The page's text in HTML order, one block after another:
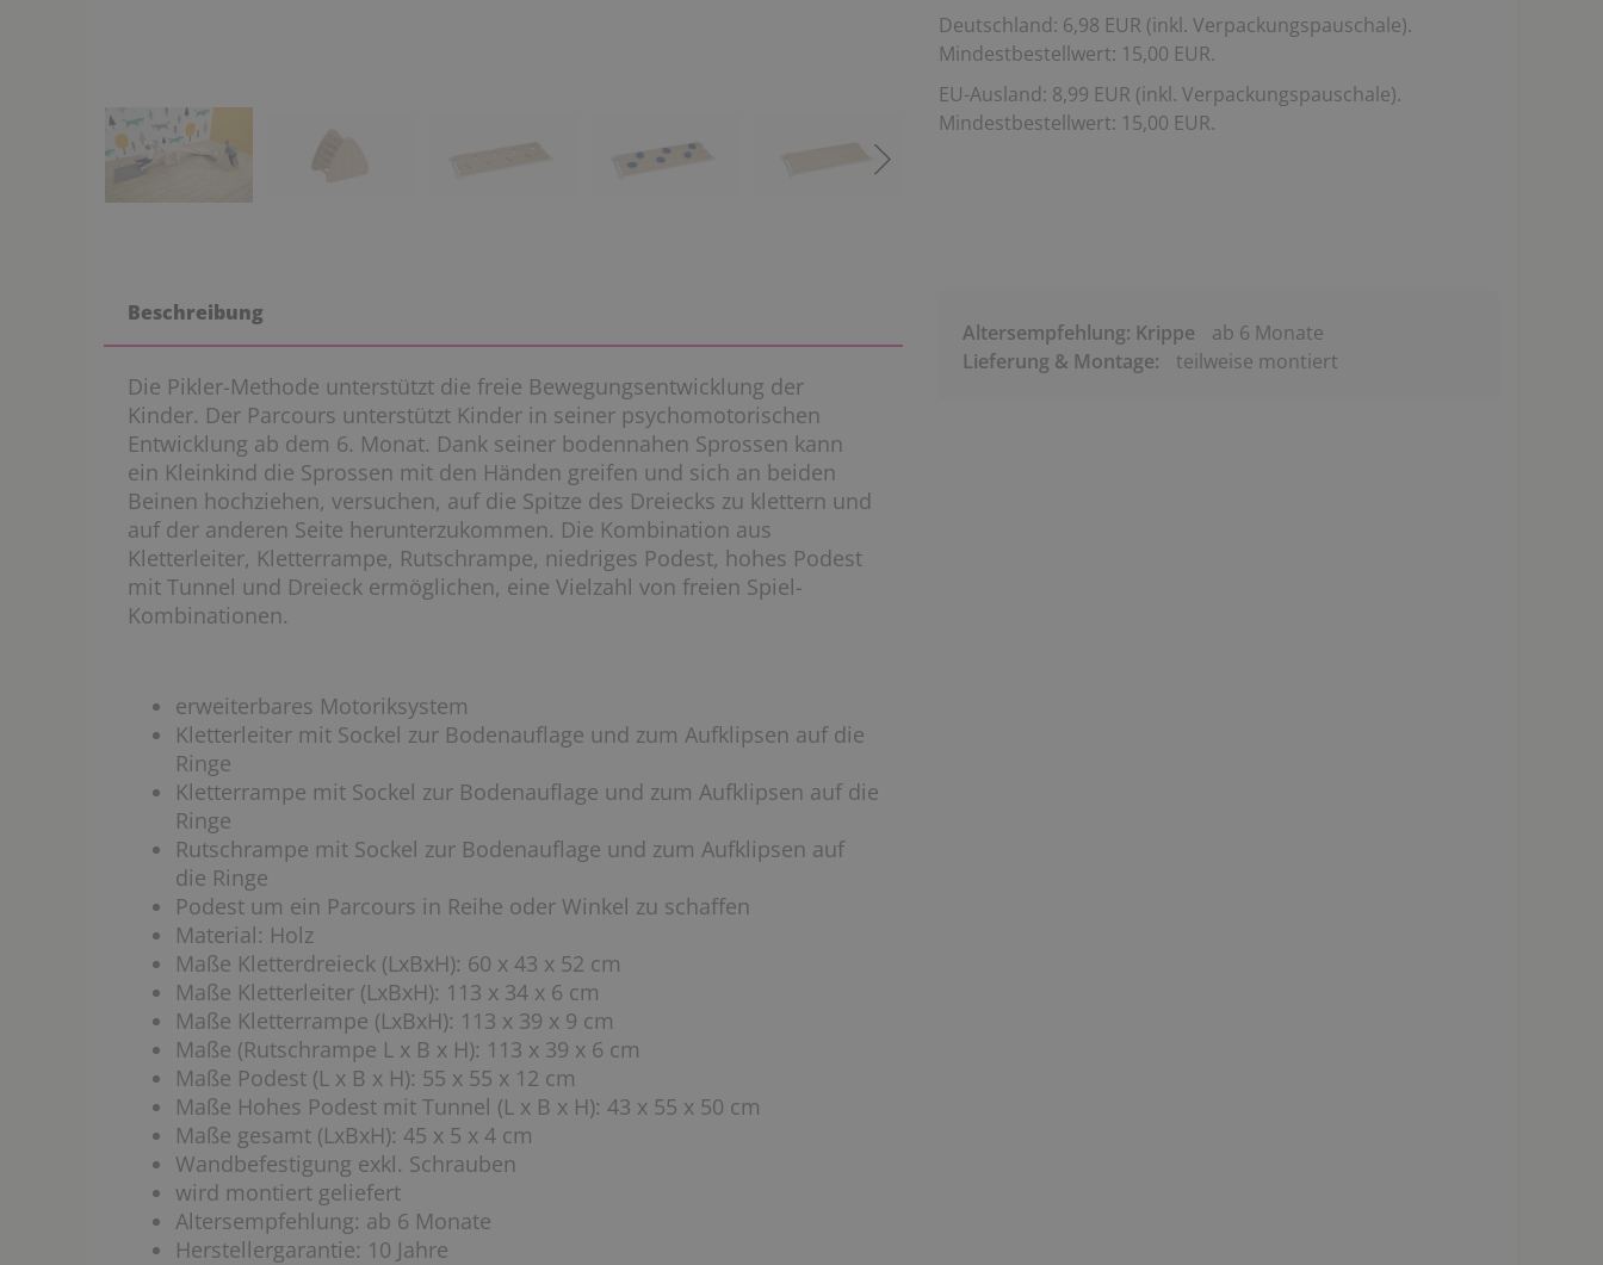
Deutschland: 6,98 EUR (inkl. Verpackungspauschale).
Mindestbestellwert: 15,00 EUR.
EU-Ausland: 8,99 EUR (inkl. Verpackungspauschale).
Mindestbestellwert: 15,00 EUR.
Beschreibung
Die Pikler-Methode unterstützt die freie Bewegungsentwicklung der
Kinder. Der Parcours unterstützt Kinder in seiner psychomotorischen
Entwicklung ab dem 6. Monat. Dank seiner bodennahen Sprossen kann
ein Kleinkind die Sprossen mit den Händen greifen und sich an beiden
Beinen hochziehen, versuchen, auf die Spitze des Dreiecks zu klettern und
auf der anderen Seite herunterzukommen. Die Kombination aus
Kletterleiter, Kletterrampe, Rutschrampe, niedriges Podest, hohes Podest
mit Tunnel und Dreieck ermöglichen, eine Vielzahl von freien Spiel-
Kombinationen.
erweiterbares Motoriksystem
Kletterleiter mit Sockel zur Bodenauflage und zum Aufklipsen auf die
Ringe
Kletterrampe mit Sockel zur Bodenauflage und zum Aufklipsen auf die
Ringe
Rutschrampe mit Sockel zur Bodenauflage und zum Aufklipsen auf
die Ringe
Podest um ein Parcours in Reihe oder Winkel zu schaffen
Material: Holz
Maße Kletterdreieck (LxBxH): 60 x 43 x 52 cm
Maße Kletterleiter (LxBxH): 113 x 34 x 6 cm
Maße Kletterrampe (LxBxH): 113 x 39 x 9 cm
Maße (Rutschrampe L x B x H): 113 x 39 x 6 cm
Maße Podest (L x B x H): 55 x 55 x 12 cm
Maße Hohes Podest mit Tunnel (L x B x H): 43 x 55 x 50 cm
Maße gesamt (LxBxH): 45 x 5 x 4 cm
Wandbefestigung exkl. Schrauben
wird montiert geliefert
Altersempfehlung: ab 6 Monate
Herstellergarantie: 10 Jahre
Altersempfehlung: Krippe
ab 6 Monate
Lieferung & Montage:
teilweise montiert